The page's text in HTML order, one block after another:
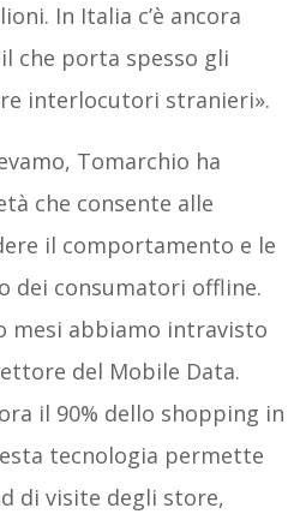
In Italia c’è ancora
che porta spesso gli
interlocutori stranieri».
Tomarchio ha
che consente alle
il comportamento e le
dei consumatori offline.
mesi abbiamo intravisto
del Mobile Data.
il 90% dello shopping in
tecnologia permette
di visite degli store,